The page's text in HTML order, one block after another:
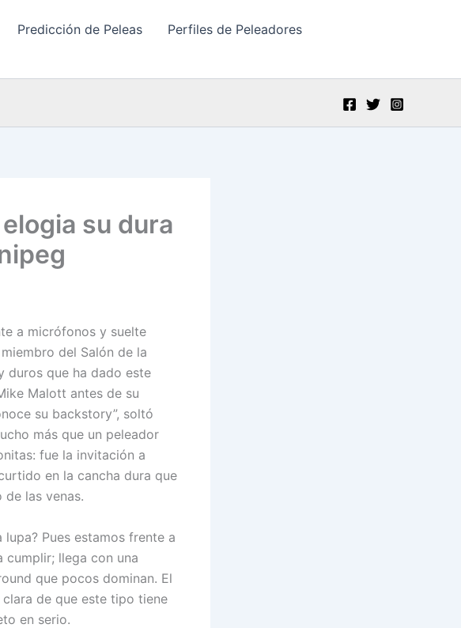
Predicción de Peleas
Perfiles de Peleadores
su dura
a micrófonos y suelte
del Salón de la
duros que ha dado este
Malott antes de su
su backstory”, soltó
más que un peleador
fue la invitación a
en la cancha dura que
las venas.
Pues estamos frente a
cumplir; llega con una
que pocos dominan. El
de que este tipo tiene
en serio.